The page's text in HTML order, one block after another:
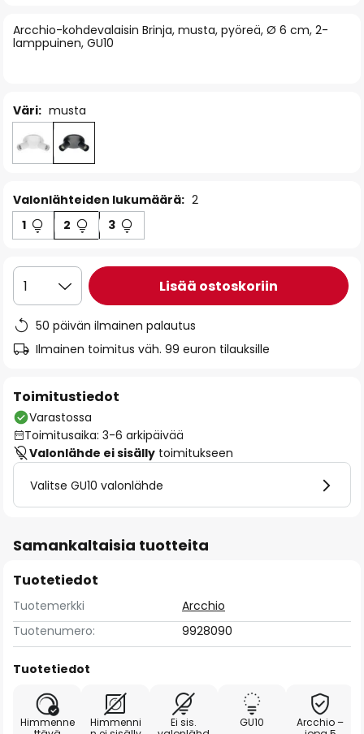
the
images
Arcchio-kohdevalaisin Brinja, musta, pyöreä, Ø 6 cm, 2-
lamppuinen, GU10
Väri: musta
Valonlähteiden lukumäärä: 2
1
2 3
1 Lisää ostoskoriin
50 päivän ilmainen palautus
Ilmainen toimitus väh. 99 euron tilauksille
Toimitustiedot
Varastossa
Toimitusaika: 3-6 arkipäivää
Valonlähde ei sisälly toimitukseen
Valitse GU10 valonlähde
Samankaltaisia tuotteita
Tuotetiedot
Tuotemerkki
Arcchio
Tuotenumero:
9928090
Tuotetiedot
Himmenne
Himmenni
Ei sis.
GU10
Arcchio –